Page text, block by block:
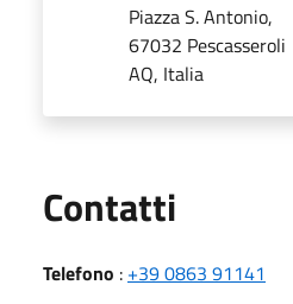
Piazza S. Antonio,
67032 Pescasseroli
AQ, Italia
Contatti
Telefono : +39 0863 91141